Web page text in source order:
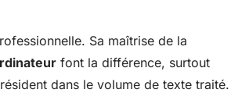
Sa maîtrise de la
font la différence, surtout
dans le volume de texte traité.